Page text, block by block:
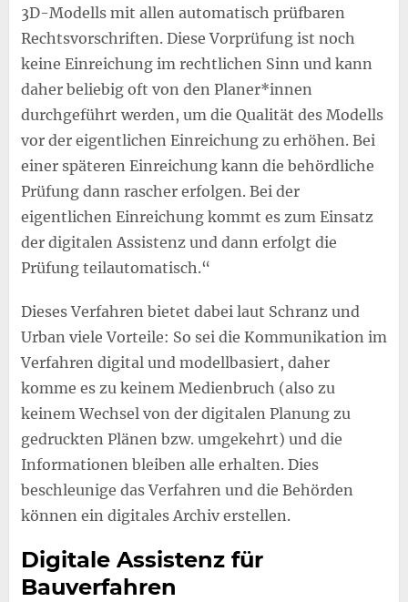
3D-Modells mit allen automatisch prüfbaren
Rechtsvorschriften. Diese Vorprüfung ist noch
keine Einreichung im rechtlichen Sinn und kann
daher beliebig oft von den Planer*innen
durchgeführt werden, um die Qualität des Modells
vor der eigentlichen Einreichung zu erhöhen. Bei
einer späteren Einreichung kann die behördliche
Prüfung dann rascher erfolgen. Bei der
eigentlichen Einreichung kommt es zum Einsatz
der digitalen Assistenz und dann erfolgt die
Prüfung teilautomatisch.“
Dieses Verfahren bietet dabei laut Schranz und
Urban viele Vorteile: So sei die Kommunikation im
Verfahren digital und modellbasiert, daher
komme es zu keinem Medienbruch (also zu
keinem Wechsel von der digitalen Planung zu
gedruckten Plänen bzw. umgekehrt) und die
Informationen bleiben alle erhalten. Dies
beschleunige das Verfahren und die Behörden
können ein digitales Archiv erstellen.
Digitale Assistenz für
Bauverfahren